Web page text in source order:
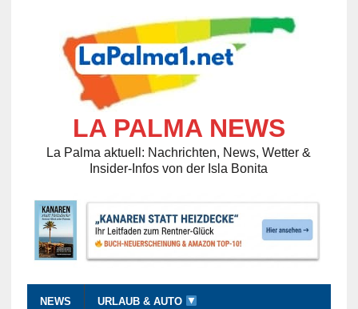
LA PALMA NEWS
La Palma aktuell: Nachrichten, News, Wetter &
Insider-Infos von der Isla Bonita
NEWS URLAUB & AUTO